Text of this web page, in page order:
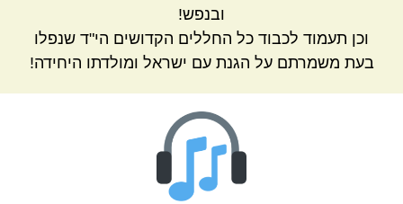
ובנפש!
וכן תעמוד לכבוד כל החללים הקדושים הי"ד שנפלו
בעת משמרתם על הגנת עם ישראל ומולדתו היחידה!